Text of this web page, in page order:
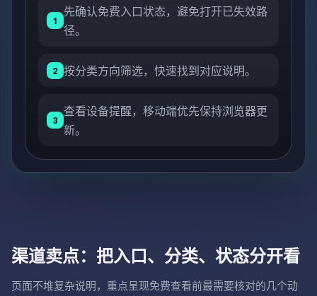
1
先确认免费入口状态，避免打开已失效路
径。
2 按分类方向筛选，快速找到对应说明。
3
查看设备提醒，移动端优先保持浏览器更
新。
渠道卖点：把入口、分类、状态分开看
页面不堆复杂说明，重点呈现免费查看前最需要核对的几个动